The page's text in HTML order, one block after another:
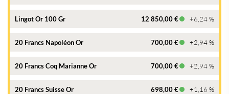
Lingot Or 100 Gr 12 850,00 € +6,24 %
20 Francs Napoléon Or 700,00 € +2,94 %
20 Francs Coq Marianne Or 700,00 € +2,94 %
20 Francs Suisse Or 698,00 € +1,16 %